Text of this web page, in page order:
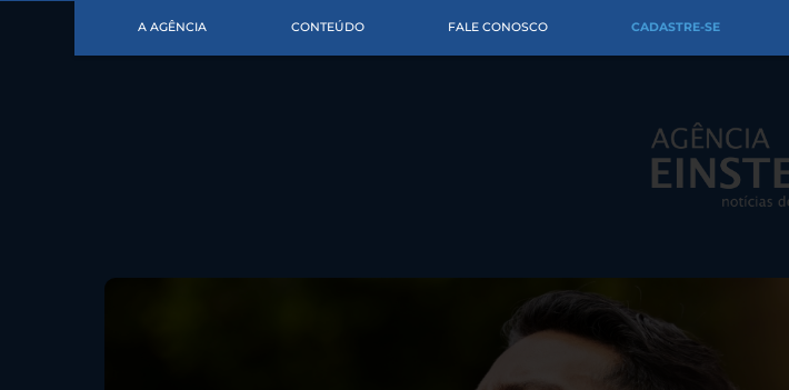
A AGÊNCIA CONTEÚDO FALE CONOSCO CADASTRE-SE